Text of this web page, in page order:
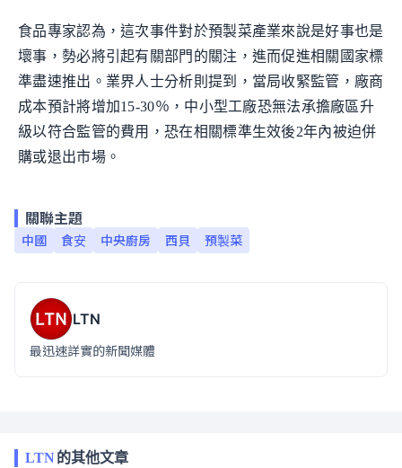
食品專家認為，這次事件對於預製菜產業來說是好事也是
壞事，勢必將引起有關部門的關注，進而促進相關國家標
準盡速推出。業界人士分析則提到，當局收緊監管，廠商
成本預計將增加15-30％，中小型工廠恐無法承擔廠區升
級以符合監管的費用，恐在相關標準生效後2年內被迫併
購或退出市場。
關聯主題
中國 食安 中央廚房 西貝 預製菜
LTN
最迅速詳實的新聞媒體
LTN的其他文章